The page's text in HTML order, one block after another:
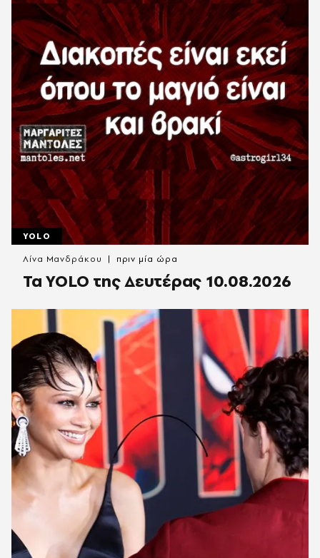
YOLO
Τα YOLO της Δευτέρας 10.08.2026
Λίνα Μανδράκου πριν μία ώρα